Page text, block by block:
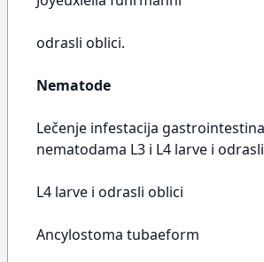
odrasli oblici.
Nematode
Lečenje infestacija
nematodama L3 i L4 larve i
L4 larve i odrasli oblici
Ancylostoma tubaeform